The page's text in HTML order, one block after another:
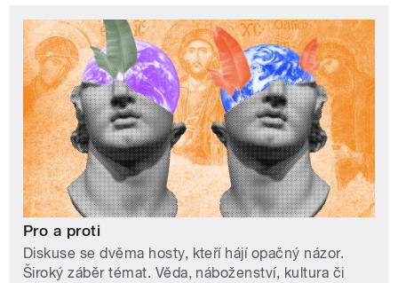
Pro a proti
Diskuse se dvěma hosty, kteří hájí opačný názor.
Široký záběr témat. Věda, náboženství, kultura či